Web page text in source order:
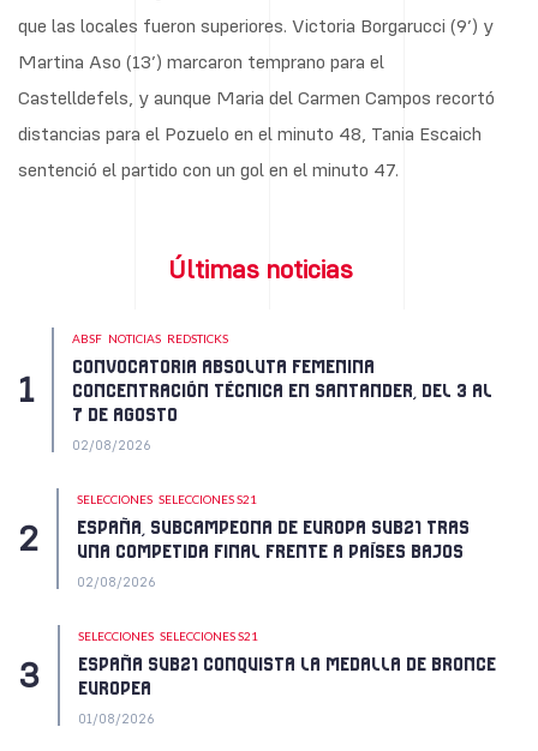
que las locales fueron superiores. Victoria Borgarucci (9’) y
Martina Aso (13’) marcaron temprano para el
Castelldefels, y aunque Maria del Carmen Campos recortó
distancias para el Pozuelo en el minuto 48, Tania Escaich
sentenció el partido con un gol en el minuto 47.
Últimas noticias
ABSF NOTICIAS REDSTICKS
CONVOCATORIA ABSOLUTA FEMENINA
CONCENTRACIÓN TÉCNICA EN SANTANDER, DEL 3 AL
7 DE AGOSTO
02/08/2026
SELECCIONES SELECCIONES S21
ESPAÑA, SUBCAMPEONA DE EUROPA SUB21 TRAS
UNA COMPETIDA FINAL FRENTE A PAÍSES BAJOS
02/08/2026
SELECCIONES SELECCIONES S21
ESPAÑA SUB21 CONQUISTA LA MEDALLA DE BRONCE
EUROPEA
01/08/2026